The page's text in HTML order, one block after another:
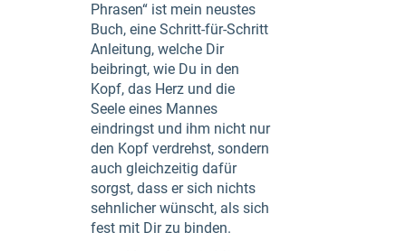
Phrasen“ ist mein neustes
Buch, eine Schritt-für-Schritt
Anleitung, welche Dir
beibringt, wie Du in den
Kopf, das Herz und die
Seele eines Mannes
eindringst und ihm nicht nur
den Kopf verdrehst, sondern
auch gleichzeitig dafür
sorgst, dass er sich nichts
sehnlicher wünscht, als sich
fest mit Dir zu binden.